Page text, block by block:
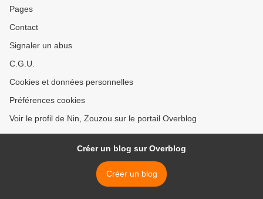
Pages
Contact
Signaler un abus
C.G.U.
Cookies et données personnelles
Préférences cookies
Voir le profil de Nin, Zouzou sur le portail Overblog
Créer un blog sur Overblog
Créer un blog